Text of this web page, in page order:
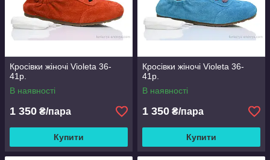
Кросівки жіночі Violeta 36-
41р.
В наявності
1 350 ₴/пара
Купити
Кросівки жіночі Violeta 36-
41р.
В наявності
1 350 ₴/пара
Купити